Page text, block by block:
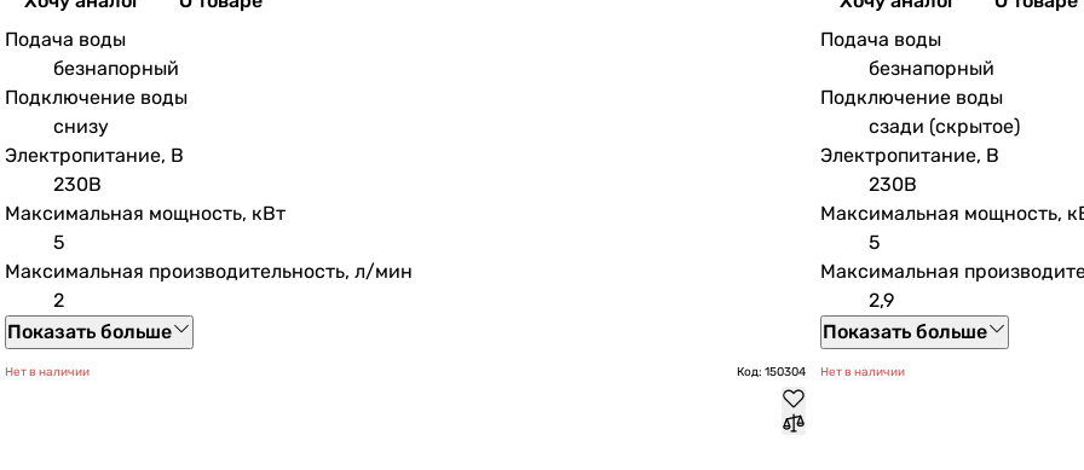
Подача воды
безнапорный
Подключение воды
снизу
Электропитание, В
230В
Максимальная мощность, кВт
5
Максимальная производительность, л/мин
2
Показать больше
Подача воды
безнапорный
Подключение воды
сзади (скрытое)
Электропитание, В
230В
Максимальная мощность,
5
Максимальная
2,9
Показать больше
Нет в наличии Код: 150304 Нет в наличии